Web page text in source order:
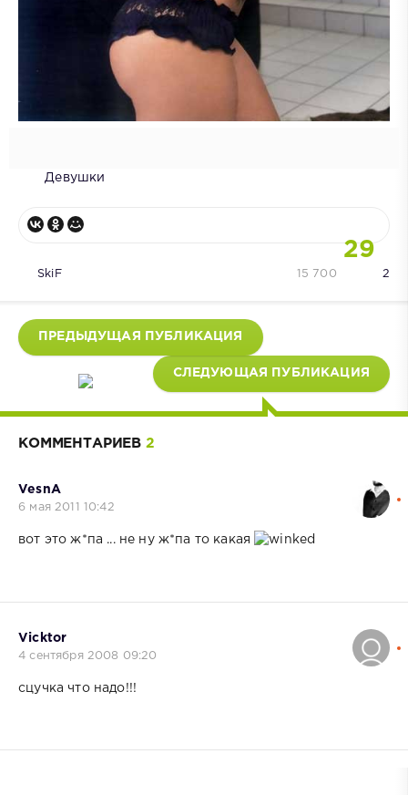
Девушки
29
SkiF 2
15 700
ПРЕДЫДУЩАЯ ПУБЛИКАЦИЯ
СЛЕДУЮЩАЯ ПУБЛИКАЦИЯ
КОММЕНТАРИЕВ 2
VesnA
6 мая 2011 10:42
вот это ж*па ... не ну ж*па то какая
Vicktor
4 сентября 2008 09:20
сцучка что надо!!!